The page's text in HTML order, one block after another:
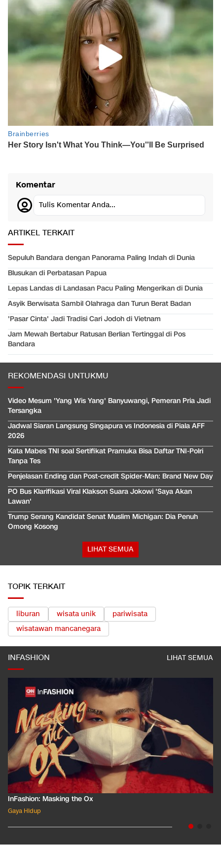
Komentar
Tulis Komentar Anda...
ARTIKEL TERKAIT
Sepuluh Bandara dengan Panorama Paling Indah di Dunia
Blusukan di Perbatasan Papua
Lepas Landas di Landasan Pacu Paling Mengerikan di Dunia
Asyik Berwisata Sambil Olahraga dan Turun Berat Badan
'Pasar Cinta' Jadi Tradisi Cari Jodoh di Vietnam
Jam Mewah Bertabur Ratusan Berlian Tertinggal di Pos
Bandara
REKOMENDASI UNTUKMU
Video Mesum 'Yang Wis Yang' Banyuwangi, Pemeran Pria Jadi
Tersangka
Jadwal Siaran Langsung Singapura vs Indonesia di Piala AFF
2026
Kata Mabes TNI soal Sertifikat Pramuka Bisa Daftar TNI-Polri
Tanpa Tes
Penjelasan Ending dan Post-credit Spider-Man: Brand New Day
PO Bus Klarifikasi Viral Klakson Suara Jokowi 'Saya Akan
Lawan'
Trump Serang Kandidat Senat Muslim Michigan: Dia Penuh
Omong Kosong
LIHAT SEMUA
TOPIK TERKAIT
liburan wisata unik
pariwisata
wisatawan mancanegara
INFASHION LIHAT SEMUA
InFashion: Masking the Ox
Gaya Hidup